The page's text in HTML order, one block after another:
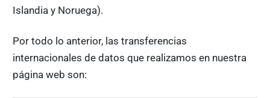
Islandia y Noruega).
Por todo lo anterior, las transferencias
internacionales de datos que realizamos en nuestra
página web son: